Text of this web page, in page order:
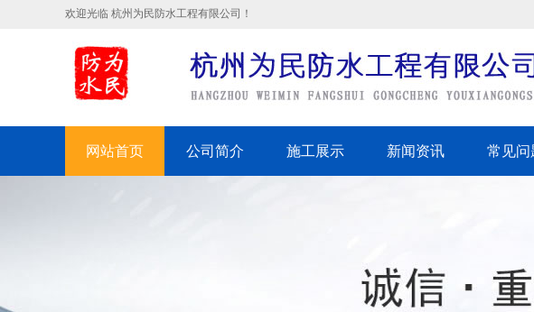
欢迎光临 杭州为民防水工程有限公司！
网站首页 公司简介 施工展示 新闻资讯 常见问